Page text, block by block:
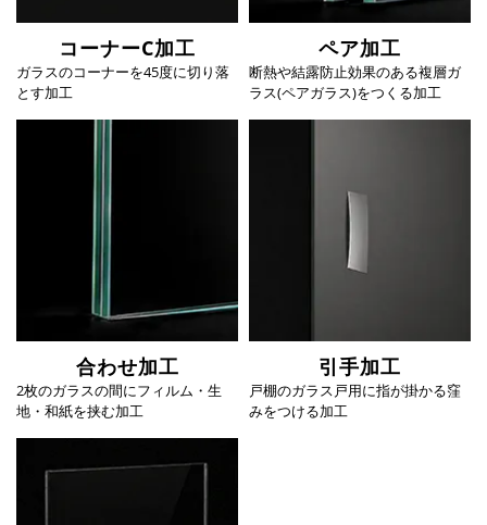
コーナーC加工
ガラスのコーナーを45度に切り落
とす加工
ペア加工
断熱や結露防止効果のある複層ガ
ラス(ペアガラス)をつくる加工
合わせ加工
2枚のガラスの間にフィルム・生
地・和紙を挟む加工
引手加工
戸棚のガラス戸用に指が掛かる窪
みをつける加工